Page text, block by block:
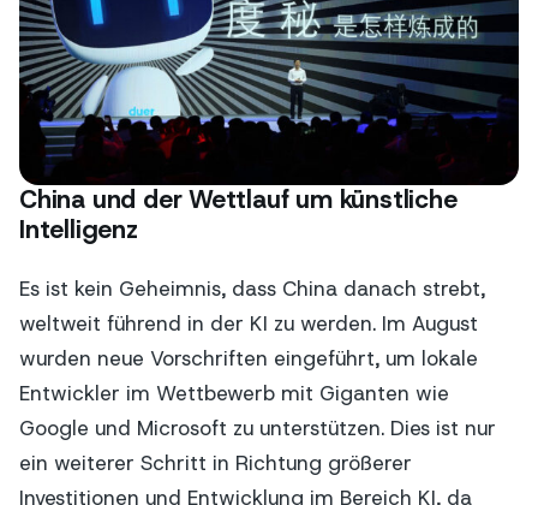
China und der Wettlauf um künstliche
Intelligenz
Es ist kein Geheimnis, dass China danach strebt,
weltweit führend in der KI zu werden. Im August
wurden neue Vorschriften eingeführt, um lokale
Entwickler im Wettbewerb mit Giganten wie
Google und Microsoft zu unterstützen. Dies ist nur
ein weiterer Schritt in Richtung größerer
Investitionen und Entwicklung im Bereich KI, da